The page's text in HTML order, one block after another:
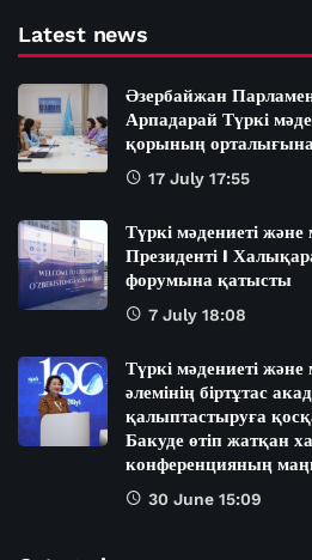
Latest news
Әзербайжан
Арпадарай Түркі
қорының
17 July 17:55
Түркі мәдениеті
Президенті I
форумына қатысты
7 July 18:08
Түркі мәдениеті
әлемінің біртұтас
қалыптастыруға
Бакуде өтіп жатқан
конференцияның
30 June 15:09